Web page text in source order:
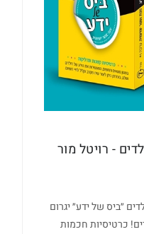
- רויטל מור
״ביס של ידע״ יגרום
כרטיסיות חכמות